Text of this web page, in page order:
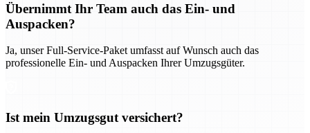
Übernimmt Ihr Team auch das Ein- und
Auspacken?
Ja, unser Full-Service-Paket umfasst auf Wunsch auch das
professionelle Ein- und Auspacken Ihrer Umzugsgüter.
Ist mein Umzugsgut versichert?